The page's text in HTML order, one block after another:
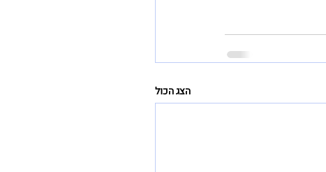
הצג הכול